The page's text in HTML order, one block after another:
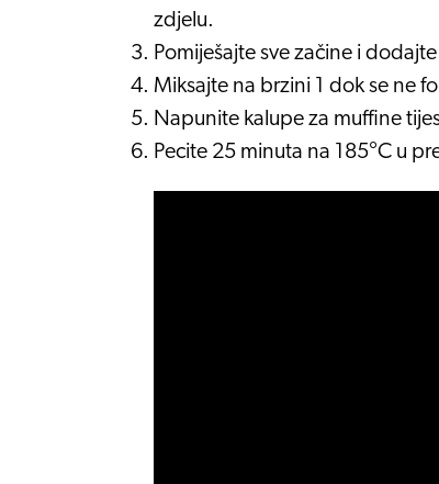
zdjelu.
Pomiješajte sve začine i
Miksajte na brzini 1 dok se ne
Napunite kalupe za muffine
Pecite 25 minuta na 185°C u